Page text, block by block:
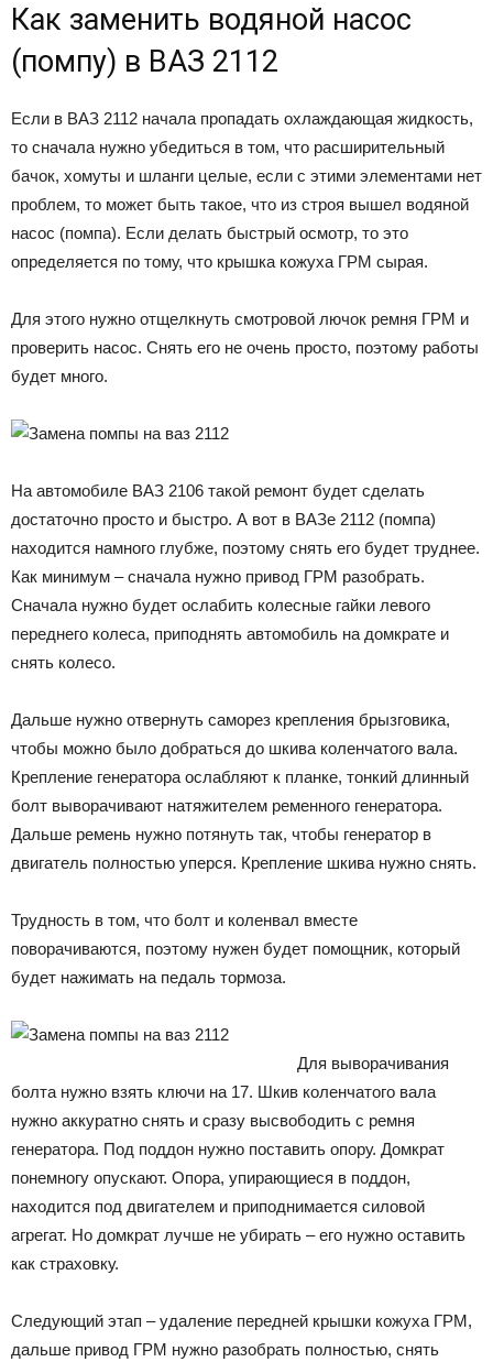
Как заменить водяной насос
(помпу) в ВАЗ 2112
Если в ВАЗ 2112 начала пропадать охлаждающая жидкость,
то сначала нужно убедиться в том, что расширительный
бачок, хомуты и шланги целые, если с этими элементами нет
проблем, то может быть такое, что из строя вышел водяной
насос (помпа). Если делать быстрый осмотр, то это
определяется по тому, что крышка кожуха ГРМ сырая.
Для этого нужно отщелкнуть смотровой лючок ремня ГРМ и
проверить насос. Снять его не очень просто, поэтому работы
будет много.
На автомобиле ВАЗ 2106 такой ремонт будет сделать
достаточно просто и быстро. А вот в ВАЗе 2112 (помпа)
находится намного глубже, поэтому снять его будет труднее.
Как минимум – сначала нужно привод ГРМ разобрать.
Сначала нужно будет ослабить колесные гайки левого
переднего колеса, приподнять автомобиль на домкрате и
снять колесо.
Дальше нужно отвернуть саморез крепления брызговика,
чтобы можно было добраться до шкива коленчатого вала.
Крепление генератора ослабляют к планке, тонкий длинный
болт выворачивают натяжителем ременного генератора.
Дальше ремень нужно потянуть так, чтобы генератор в
двигатель полностью уперся. Крепление шкива нужно снять.
Трудность в том, что болт и коленвал вместе
поворачиваются, поэтому нужен будет помощник, который
будет нажимать на педаль тормоза.
Для выворачивания
болта нужно взять ключи на 17. Шкив коленчатого вала
нужно аккуратно снять и сразу высвободить с ремня
генератора. Под поддон нужно поставить опору. Домкрат
понемногу опускают. Опора, упирающиеся в поддон,
находится под двигателем и приподнимается силовой
агрегат. Но домкрат лучше не убирать – его нужно оставить
как страховку.
Следующий этап – удаление передней крышки кожуха ГРМ,
дальше привод ГРМ нужно разобрать полностью, снять